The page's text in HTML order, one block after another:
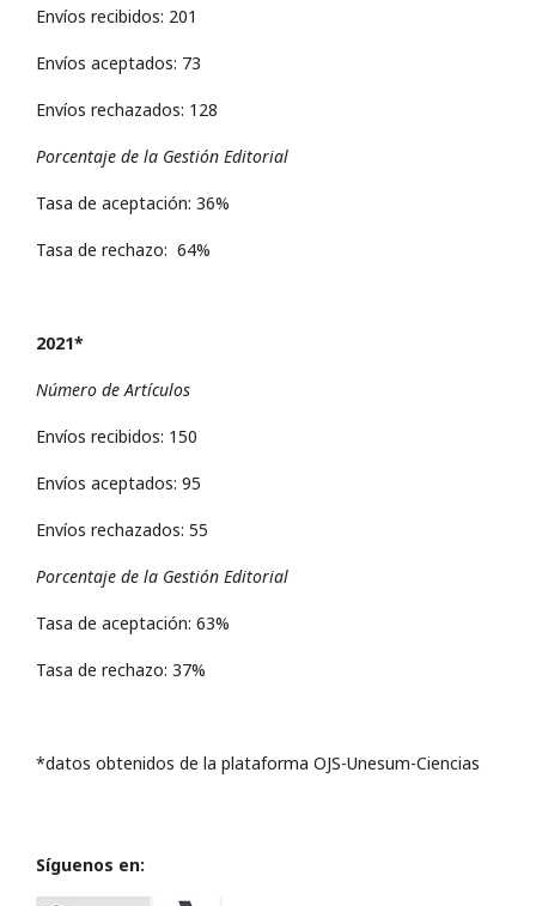
Envíos recibidos: 201
Envíos aceptados: 73
Envíos rechazados: 128
Porcentaje de la Gestión Editorial
Tasa de aceptación: 36%
Tasa de rechazo: 64%
2021*
Número de Artículos
Envíos recibidos: 150
Envíos aceptados: 95
Envíos rechazados: 55
Porcentaje de la Gestión Editorial
Tasa de aceptación: 63%
Tasa de rechazo: 37%
*datos obtenidos de la plataforma OJS-Unesum-Ciencias
Síguenos en: